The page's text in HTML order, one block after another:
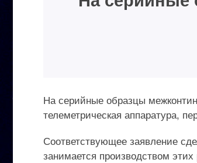
На серийные образцы
телеметрическая аппаратура,
Соответствующее заявление
занимается производством этих